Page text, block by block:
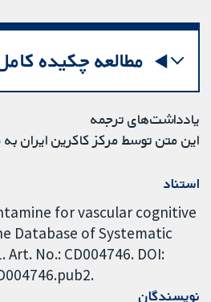
مطالعه چکیده
یادداشت‌های ترجمه
این متن توسط مرکز کاکرین ایران
استناد
for vascular cognitive
Database of Systematic
Art. No.: CD004746. DOI:
نویسندگان